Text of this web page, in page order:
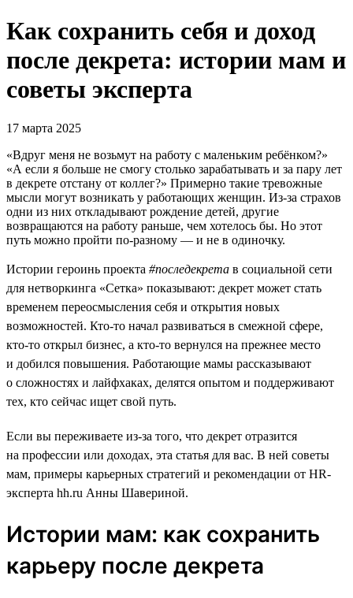
Как сохранить себя и доход
после декрета: истории мам и
советы эксперта
17 марта 2025
«Вдруг меня не возьмут на работу с маленьким ребёнком?»
«А если я больше не смогу столько зарабатывать и за пару лет
в декрете отстану от коллег?» Примерно такие тревожные
мысли могут возникать у работающих женщин. Из-за страхов
одни из них откладывают рождение детей, другие
возвращаются на работу раньше, чем хотелось бы. Но этот
путь можно пройти по-разному — и не в одиночку.
Истории героинь проекта #последекрета в социальной сети
для нетворкинга «Сетка» показывают: декрет может стать
временем переосмысления себя и открытия новых
возможностей. Кто-то начал развиваться в смежной сфере,
кто-то открыл бизнес, а кто-то вернулся на прежнее место
и добился повышения. Работающие мамы рассказывают
о сложностях и лайфхаках, делятся опытом и поддерживают
тех, кто сейчас ищет свой путь.
Если вы переживаете из-за того, что декрет отразится
на профессии или доходах, эта статья для вас. В ней советы
мам, примеры карьерных стратегий и рекомендации от HR-
эксперта hh.ru Анны Шавериной.
Истории мам: как сохранить
карьеру после декрета